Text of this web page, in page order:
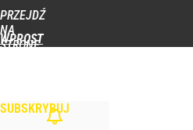
PRZEJDŹ
NA
STRONĘ
WPROST
SUBSKRYBUJ
dodaj